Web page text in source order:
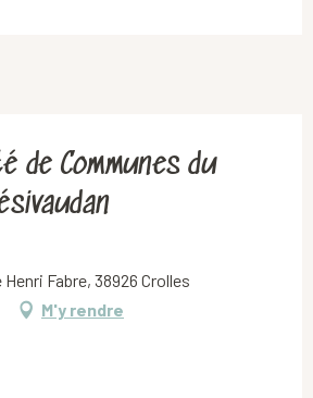
de Communes du
Henri Fabre, 38926 Crolles
M'y rendre